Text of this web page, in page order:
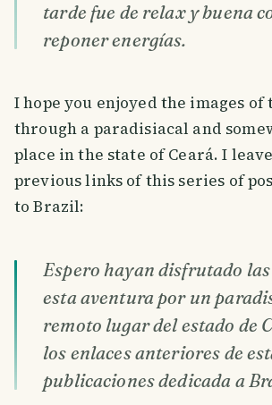
tarde fue de relax y buena
reponer energías.
I hope you enjoyed the images
through a paradisiacal and
place in the state of Ceará. I
previous links of this series of
to Brazil:
Espero hayan disfrutado las
esta aventura por un
remoto lugar del estado de
los enlaces anteriores de
publicaciones dedicada a